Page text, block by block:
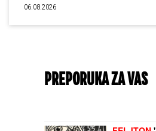
06.08.2026
PREPORUKA ZA VAS